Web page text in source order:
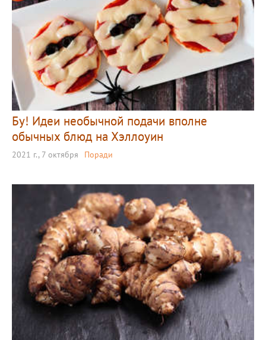
Бу! Идеи необычной подачи вполне
обычных блюд на Хэллоуин
2021 г., 7 октября Поради